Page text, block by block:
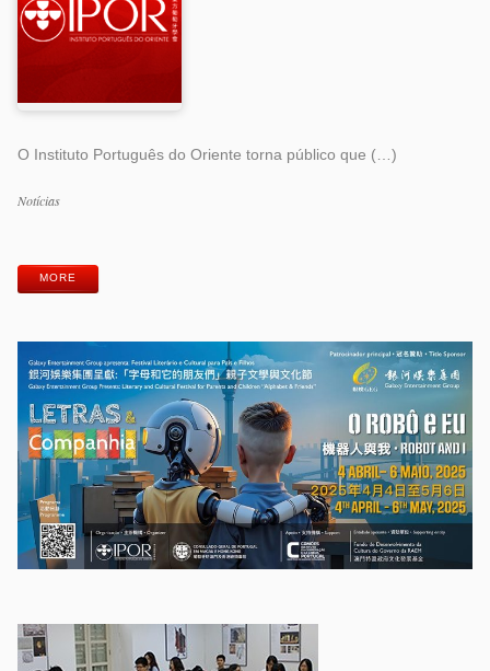
O Instituto Português do Oriente torna público que (…)
Categorias
Notícias
MORE